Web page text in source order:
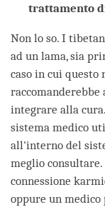
trattamento
Non lo so. I
ad un lama, sia
caso in cui questo
integrare alla
sistema medico
all'interno del
meglio
connessione
oppure un